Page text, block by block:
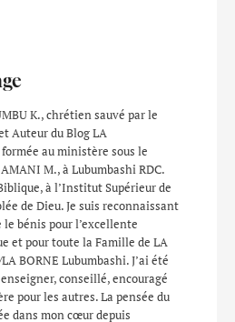
K., chrétien sauvé par le
Auteur du Blog LA
au ministère sous le
M., à Lubumbashi RDC.
à l’Institut Supérieur de
de Dieu. Je suis reconnaissant
bénis pour l’excellente
et pour toute la Famille de LA
BORNE Lubumbashi. J’ai été
conseillé, encouragé
pour les autres. La pensée du
dans mon cœur depuis